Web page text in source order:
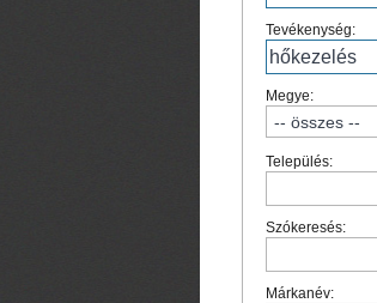
Tevékenység:
Megye:
Település:
Szókeresés:
Márkanév: